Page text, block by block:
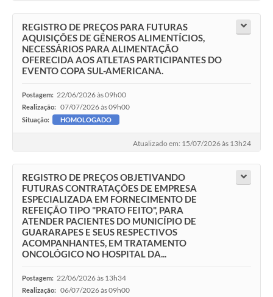
REGISTRO DE PREÇOS PARA FUTURAS
AQUISIÇÕES DE GÊNEROS ALIMENTÍCIOS,
NECESSÁRIOS PARA ALIMENTAÇÃO
OFERECIDA AOS ATLETAS PARTICIPANTES DO
EVENTO COPA SUL-AMERICANA.
Postagem: 22/06/2026 às 09h00
Realização: 07/07/2026 às 09h00
Situação: HOMOLOGADO
Atualizado em: 15/07/2026 às 13h24
REGISTRO DE PREÇOS OBJETIVANDO
FUTURAS CONTRATAÇÕES DE EMPRESA
ESPECIALIZADA EM FORNECIMENTO DE
REFEIÇÃO TIPO "PRATO FEITO", PARA
ATENDER PACIENTES DO MUNICÍPIO DE
GUARARAPES E SEUS RESPECTIVOS
ACOMPANHANTES, EM TRATAMENTO
ONCOLÓGICO NO HOSPITAL DA...
Postagem: 22/06/2026 às 13h34
Realização: 06/07/2026 às 09h00